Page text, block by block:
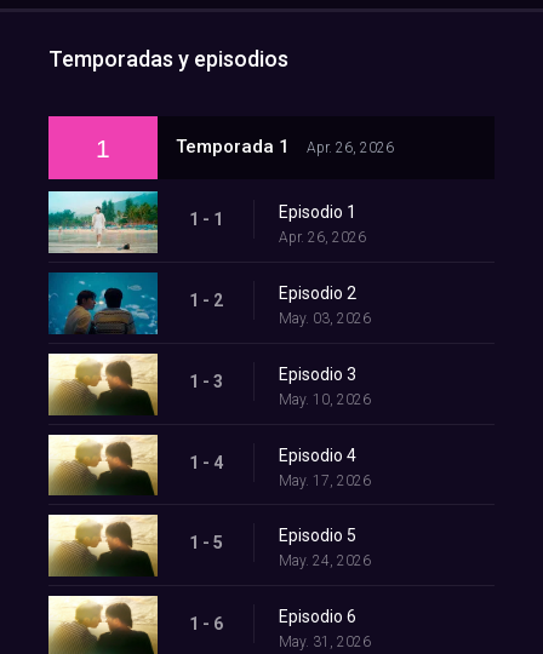
Temporadas y episodios
1 Temporada 1 Apr. 26, 2026
1 - 1 Episodio 1
Apr. 26, 2026
1 - 2 Episodio 2
May. 03, 2026
1 - 3 Episodio 3
May. 10, 2026
1 - 4 Episodio 4
May. 17, 2026
1 - 5 Episodio 5
May. 24, 2026
1 - 6 Episodio 6
May. 31, 2026